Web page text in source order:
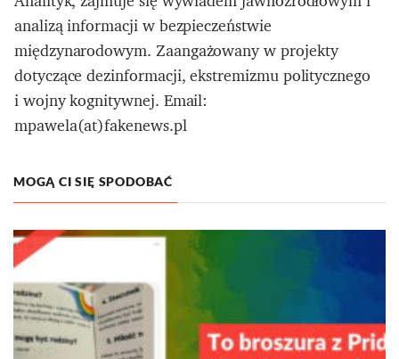
analizą informacji w bezpieczeństwie
międzynarodowym. Zaangażowany w projekty
dotyczące dezinformacji, ekstremizmu politycznego
i wojny kognitywnej. Email:
mpawela(at)fakenews.pl
MOGĄ CI SIĘ SPODOBAĆ